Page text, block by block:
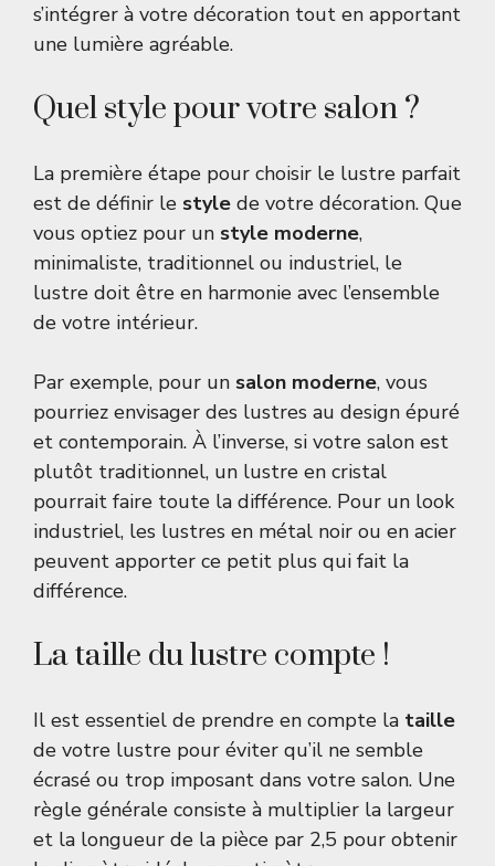
s’intégrer à votre décoration tout en apportant
une lumière agréable.
Quel style pour votre salon ?
La première étape pour choisir le lustre parfait
est de définir le style de votre décoration. Que
vous optiez pour un style moderne,
minimaliste, traditionnel ou industriel, le
lustre doit être en harmonie avec l’ensemble
de votre intérieur.
Par exemple, pour un salon moderne, vous
pourriez envisager des lustres au design épuré
et contemporain. À l’inverse, si votre salon est
plutôt traditionnel, un lustre en cristal
pourrait faire toute la différence. Pour un look
industriel, les lustres en métal noir ou en acier
peuvent apporter ce petit plus qui fait la
différence.
La taille du lustre compte !
Il est essentiel de prendre en compte la taille
de votre lustre pour éviter qu’il ne semble
écrasé ou trop imposant dans votre salon. Une
règle générale consiste à multiplier la largeur
et la longueur de la pièce par 2,5 pour obtenir